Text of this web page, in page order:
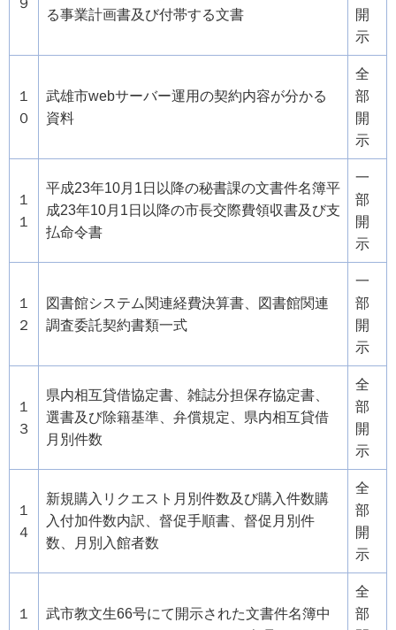
る事業計画書及び付帯する文書
開
示
１
０
武雄市webサーバー運用の契約内容が分かる
資料
全
部
開
示
１
１
平成23年10月1日以降の秘書課の文書件名簿平
成23年10月1日以降の市長交際費領収書及び支
払命令書
一
部
開
示
１
２
図書館システム関連経費決算書、図書館関連
調査委託契約書類一式
一
部
開
示
１
３
県内相互貸借協定書、雑誌分担保存協定書、
選書及び除籍基準、弁償規定、県内相互貸借
月別件数
全
部
開
示
１
４
新規購入リクエスト月別件数及び購入件数購
入付加件数内訳、督促手順書、督促月別件
数、月別入館者数
全
部
開
示
１
武市教文生66号にて開示された文書件名簿中
全
部